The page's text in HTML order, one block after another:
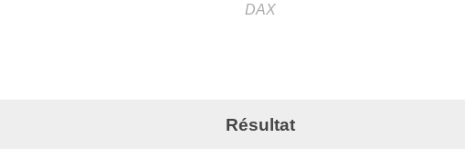
DAX
Résultat